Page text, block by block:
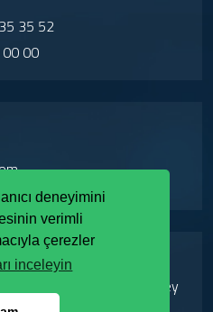
deneyimini
verimli
çerezler
inceleyin
35 52
00
Menderes Bulvarı. Kuzey
Blok K:2 D:17 Başakşehir /